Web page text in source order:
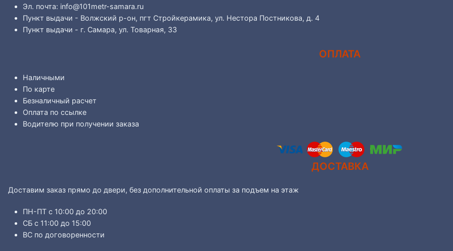
Эл. почта: info@101metr-samara.ru
Пункт выдачи - Волжский р-он, пгт Стройкерамика, ул. Нестора Постникова, д. 4
Пункт выдачи - г. Самара, ул. Товарная, 33
ОПЛАТА
Наличными
По карте
Безналичный расчет
Оплата по ссылке
Водителю при получении заказа
ДОСТАВКА
Доставим заказ прямо до двери, без дополнительной оплаты за подъем на этаж
ПН-ПТ с 10:00 до 20:00
СБ с 11:00 до 15:00
ВС по договоренности